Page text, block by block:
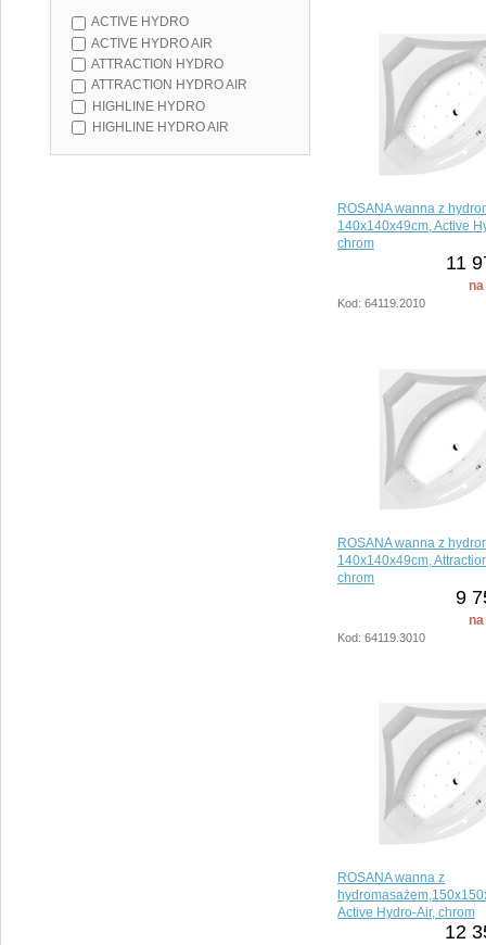
ACTIVE HYDRO
ACTIVE HYDRO AIR
ATTRACTION HYDRO
ATTRACTION HYDRO AIR
HIGHLINE HYDRO
HIGHLINE HYDRO AIR
ROSANA wanna z
140x140x49cm, Active
chrom
11
Kod: 64119.2010
ROSANA wanna z
140x140x49cm,
chrom
9
Kod: 64119.3010
ROSANA wanna z
Active Hydro-Air, chrom
12